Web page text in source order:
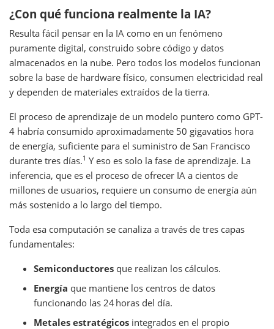
¿Con qué funciona realmente la IA?
Resulta fácil pensar en la IA como en un fenómeno
puramente digital, construido sobre código y datos
almacenados en la nube. Pero todos los modelos funcionan
sobre la base de hardware físico, consumen electricidad real
y dependen de materiales extraídos de la tierra.
El proceso de aprendizaje de un modelo puntero como GPT-
4 habría consumido aproximadamente 50 gigavatios hora
de energía, suficiente para el suministro de San Francisco
durante tres días.1 Y eso es solo la fase de aprendizaje. La
inferencia, que es el proceso de ofrecer IA a cientos de
millones de usuarios, requiere un consumo de energía aún
más sostenido a lo largo del tiempo.
Toda esa computación se canaliza a través de tres capas
fundamentales:
Semiconductores que realizan los cálculos.
Energía que mantiene los centros de datos
funcionando las 24 horas del día.
Metales estratégicos integrados en el propio